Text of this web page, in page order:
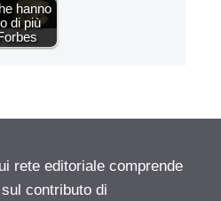
hanno
di più
rete editoriale comprende
contributo di